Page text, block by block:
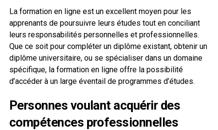
La formation en ligne est un excellent moyen pour les
apprenants de poursuivre leurs études tout en conciliant
leurs responsabilités personnelles et professionnelles.
Que ce soit pour compléter un diplôme existant, obtenir un
diplôme universitaire, ou se spécialiser dans un domaine
spécifique, la formation en ligne offre la possibilité
d’accéder à un large éventail de programmes d’études.
Personnes voulant acquérir des
compétences professionnelles